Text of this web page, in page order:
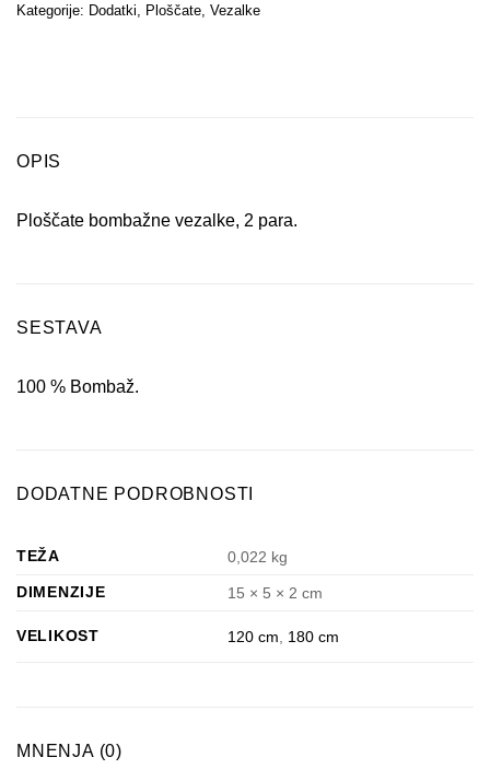
Kategorije: Dodatki Ploščate Vezalke
OPIS
Ploščate bombažne vezalke, 2 para.
SESTAVA
100 % Bombaž.
DODATNE PODROBNOSTI
TEŽA
0,022 kg
DIMENZIJE
15 × 5 × 2 cm
VELIKOST 120 cm 180 cm
MNENJA (0)